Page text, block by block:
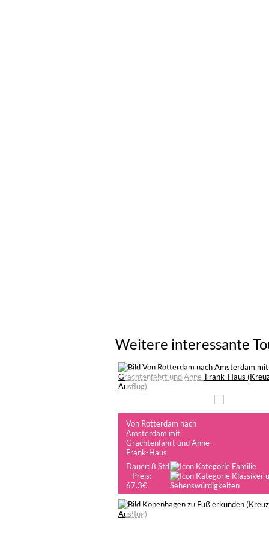
Weitere interessante
Auf eigene Faust
Von Rotterdam nach
Amsterdam mit
Grachtenfahrt und Anne-
Frank-Haus
Dauer: 8 Std
Preis:
67.3€
Auf eigene Faust